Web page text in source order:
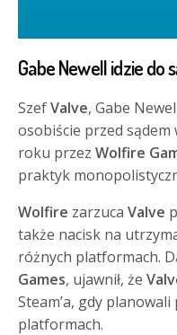
Gabe Newell idzie do
SzefValve, Gabe
osobiście przed sądem
roku przezWolfire
praktyk
Wolfire zarzucaValve
także nacisk na
różnych platformach.
Games, ujawnił, że
Steam’a, gdy
platformach.